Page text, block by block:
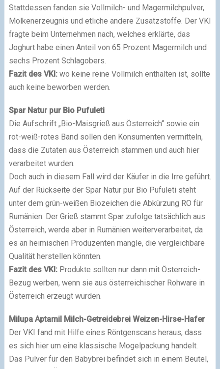
Stattdessen fanden sie Vollmilch- und Magermilchpulver,
Molkenerzeugnis und etliche andere Zusatzstoffe. Der VKI
fragte beim Unternehmen nach, welches erklärte, das
Joghurt habe einen Anteil von 65 Prozent Magermilch und
sechs Prozent Schlagobers.
Fazit des VKI:wo keine reine Vollmilch enthalten ist, sollte
auch keine beworben werden.
Spar Natur pur Bio Pufuleti
Die Aufschrift „Bio-Maisgrieß aus Österreich“ sowie ein
rot-weiß-rotes Band sollen den Konsumenten vermitteln,
dass die Zutaten aus Österreich stammen und auch hier
verarbeitet wurden.
Doch auch in diesem Fall wird der Käufer in die Irre geführt.
Auf der Rückseite der Spar Natur pur Bio Pufuleti steht
unter dem grün-weißen Biozeichen die Abkürzung RO für
Rumänien. Der Grieß stammt Spar zufolge tatsächlich aus
Österreich, werde aber in Rumänien weiterverarbeitet, da
es an heimischen Produzenten mangle, die vergleichbare
Qualität herstellen könnten.
Fazit des VKI:Produkte sollten nur dann mit Österreich-
Bezug werben, wenn sie aus österreichischer Rohware in
Österreich erzeugt wurden.
Milupa Aptamil Milch-Getreidebrei Weizen-Hirse-Hafer
Der VKI fand mit Hilfe eines Röntgenscans heraus, dass
es sich hier um eine klassische Mogelpackung handelt.
Das Pulver für den Babybrei befindet sich in einem Beutel,